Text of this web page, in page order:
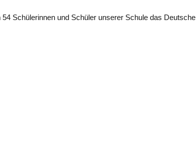
Schülerinnen und Schüler unserer Schule das Deutsche